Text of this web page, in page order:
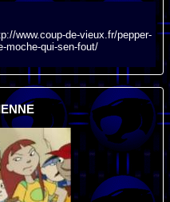
www.coup-de-vieux.fr/pepper-
moche-qui-sen-fout/